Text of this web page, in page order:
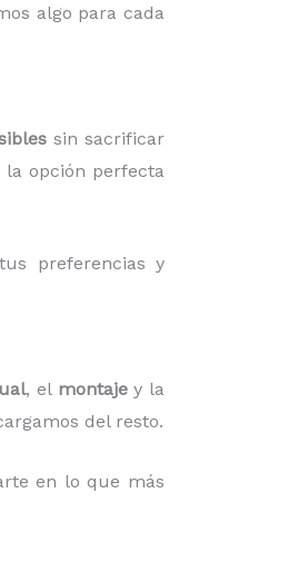
algo para cada
sin sacrificar
la opción perfecta
preferencias y
, el montajey la
del resto.
en lo que más